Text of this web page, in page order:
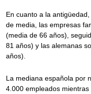
En cuanto a la
de media, las empresas
(media de 66 años),
81 años) y las alemanas
años).
La mediana española por
4.000 empleados